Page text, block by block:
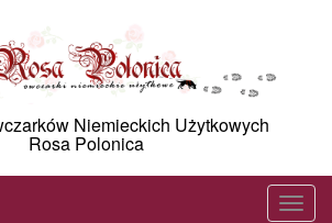
Niemieckich Użytkowych
Rosa Polonica
T